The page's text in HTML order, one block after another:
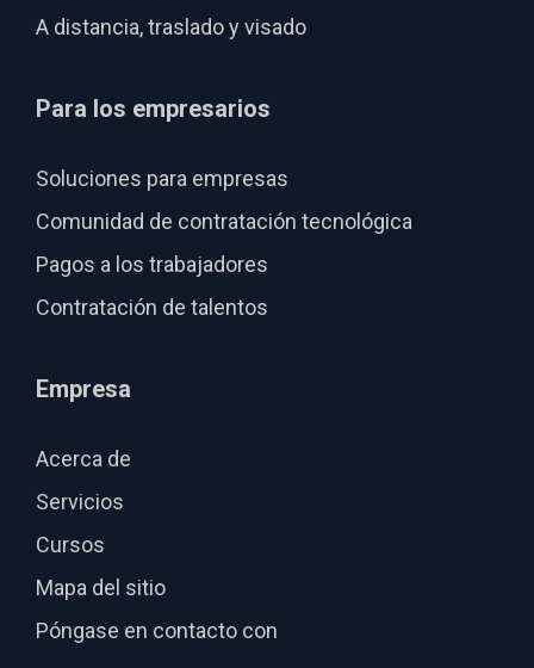
A distancia, traslado y visado
Para los empresarios
Soluciones para empresas
Comunidad de contratación tecnológica
Pagos a los trabajadores
Contratación de talentos
Empresa
Acerca de
Servicios
Cursos
Mapa del sitio
Póngase en contacto con